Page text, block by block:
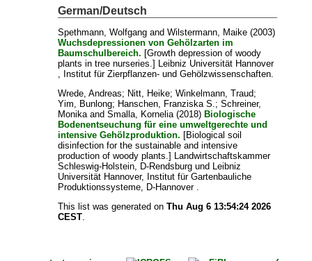
German/Deutsch
Spethmann, Wolfgang andWilstermann, Maike (2003)
Wuchsdepressionen von Gehölzarten im
Baumschulbereich. [Growth depression of woody
plants in tree nurseries.] Leibniz Universität Hannover
, Institut für Zierpflanzen- und Gehölzwissenschaften.
Wrede, Andreas; Nitt, Heike;Winkelmann, Traud;
Yim, Bunlong; Hanschen, Franziska S.;Schreiner,
MonikaandSmalla, Kornelia(2018) Biologische
Bodenentseuchung für eine umweltgerechte und
intensive Gehölzproduktion. [Biological soil
disinfection for the sustainable and intensive
production of woody plants.] Landwirtschaftskammer
Schleswig-Holstein, D-Rendsburg und Leibniz
Universität Hannover, Institut für Gartenbauliche
Produktionssysteme, D-Hannover .
This list was generated onThu Aug 6 13:54:24 2026
CEST.